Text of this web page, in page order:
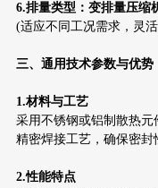
6.排量类型：变排量压缩
(适应不同工况需求，灵
三、通用技术参数与优势
1.材料与工艺
采用不锈钢或铝制散热元
精密焊接工艺，确保密封
2.性能特点